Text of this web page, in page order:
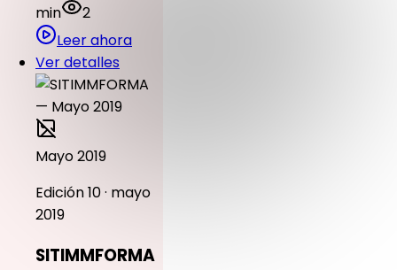
min
2
Leer ahora
Ver detalles
Mayo 2019
Edición 10 · mayo
2019
SITIMMFORMA